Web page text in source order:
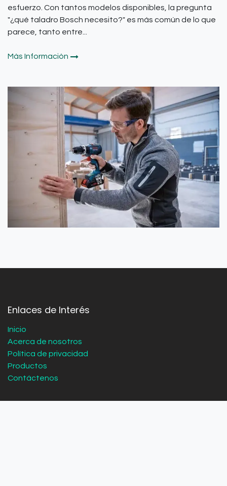
esfuerzo. Con tantos modelos disponibles, la pregunta
"¿qué taladro Bosch necesito?" es más común de lo que
parece, tanto entre...
Màs Informaciòn
Enlaces de Interés
Inicio
Acerca de nosotros
Política de privacidad
Productos
Contáctenos